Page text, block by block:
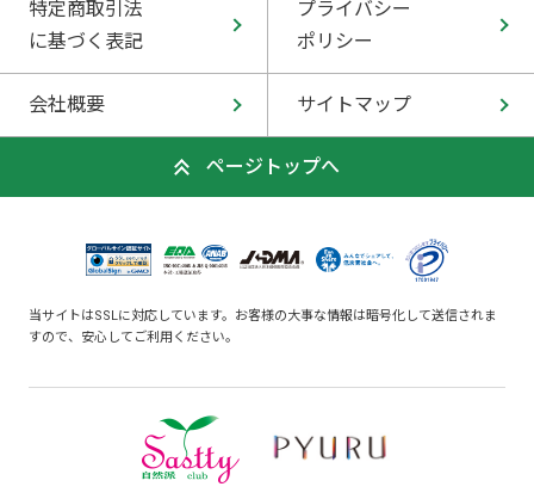
特定商取引法
に基づく表記
プライバシー
ポリシー
会社概要 サイトマップ
ページトップへ
当サイトはSSLに対応しています。お客様の大事な情報は暗号化して送信されま
すので、安心してご利用ください。